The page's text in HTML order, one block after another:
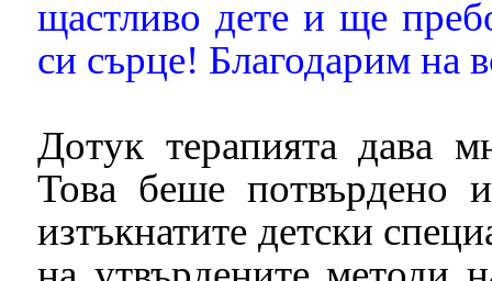
щастливо дете и ще
си сърце! Благодарим на
Дотук терапията дава
Това беше потвърдено
изтъкнатите детски